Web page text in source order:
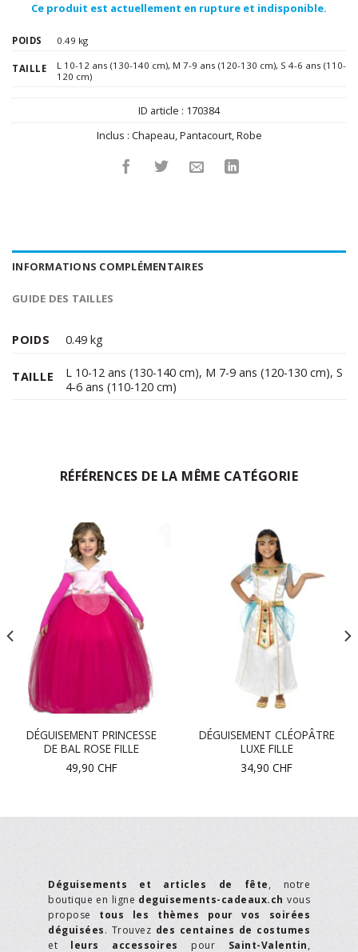
Ce produit est actuellement en rupture et indisponible.
POIDS 0.49 kg
TAILLE L 10-12 ans (130-140 cm), M 7-9 ans (120-130 cm), S 4-6 ans (110-
120 cm)
ID article : 170384
Inclus : Chapeau,Pantacourt,Robe
INFORMATIONS COMPLÉMENTAIRES
GUIDE DES TAILLES
POIDS 0.49 kg
TAILLE L 10-12 ans (130-140 cm), M 7-9 ans (120-130 cm),S
4-6 ans (110-120 cm)
RÉFÉRENCES DE LA MÊME CATÉGORIE
DÉGUISEMENT PRINCESSE
DE BAL ROSE FILLE
49,90 CHF
DÉGUISEMENT CLÉOPÂTRE
LUXE FILLE
34,90 CHF
Déguisements et articles de fête, notre
boutique en ligne deguisements-cadeaux.ch vous
propose tous les thèmes pour vos soirées
déguisées. Trouvez des centaines de costumes
et leurs accessoires pour Saint-Valentin,